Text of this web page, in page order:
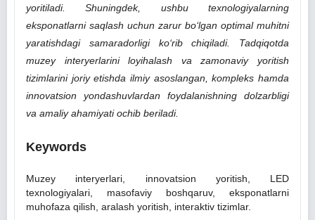
yoritiladi.Shuningdek, ushbu texnologiyalarning
eksponatlarni saqlash uchun zarur bo‘lgan optimal muhitni
yaratishdagi samaradorligi ko‘rib chiqiladi. Tadqiqotda
muzey interyerlarini loyihalash va zamonaviy yoritish
tizimlarini joriy etishda ilmiy asoslangan, kompleks hamda
innovatsion yondashuvlardan foydalanishning dolzarbligi
va amaliy ahamiyati ochib beriladi.
Keywords
Muzey interyerlari, innovatsion yoritish, LED
texnologiyalari, masofaviy boshqaruv, eksponatlarni
muhofaza qilish, aralash yoritish, interaktiv tizimlar.